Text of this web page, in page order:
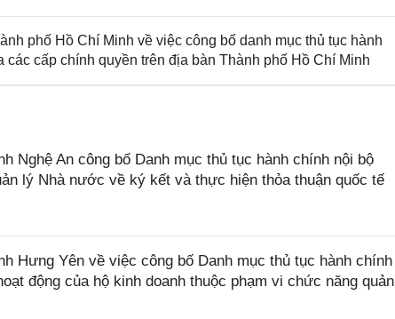
phố Hồ Chí Minh về việc công bố danh mục thủ tục hành
cấp chính quyền trên địa bàn Thành phố Hồ Chí Minh
Nghệ An công bố Danh mục thủ tục hành chính nội bộ
lý Nhà nước về ký kết và thực hiện thỏa thuận quốc tế
Hưng Yên về việc công bố Danh mục thủ tục hành chính
động của hộ kinh doanh thuộc phạm vi chức năng quản